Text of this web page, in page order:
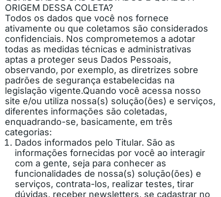
ORIGEM DESSA COLETA?
Todos os dados que você nos fornece
ativamente ou que coletamos são considerados
confidenciais. Nos comprometemos a adotar
todas as medidas técnicas e administrativas
aptas a proteger seus Dados Pessoais,
observando, por exemplo, as diretrizes sobre
padrões de segurança estabelecidas na
legislação vigente.Quando você acessa nosso
site e/ou utiliza nossa(s) solução(ões) e serviços,
diferentes informações são coletadas,
enquadrando-se, basicamente, em três
categorias:
Dados informados pelo Titular. São as
informações fornecidas por você ao interagir
com a gente, seja para conhecer as
funcionalidades de nossa(s) solução(ões) e
serviços, contrata-los, realizar testes, tirar
dúvidas, receber newsletters, se cadastrar no